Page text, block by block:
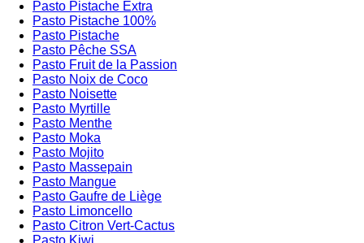
Pasto Pistache Extra
Pasto Pistache 100%
Pasto Pistache
Pasto Pêche SSA
Pasto Fruit de la Passion
Pasto Noix de Coco
Pasto Noisette
Pasto Myrtille
Pasto Menthe
Pasto Moka
Pasto Mojito
Pasto Massepain
Pasto Mangue
Pasto Gaufre de Liège
Pasto Limoncello
Pasto Citron Vert-Cactus
Pasto Kiwi